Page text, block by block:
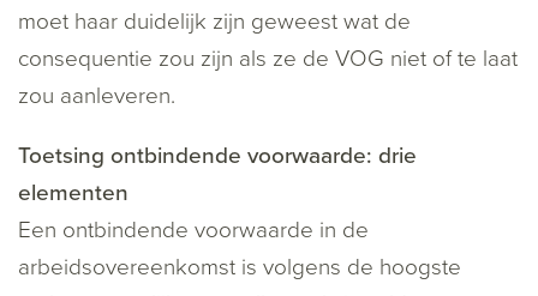
moet haar duidelijk zijn geweest wat de
consequentie zou zijn als ze de VOG niet of te laat
zou aanleveren.
Toetsing ontbindende voorwaarde: drie
elementen
Een ontbindende voorwaarde in de
arbeidsovereenkomst is volgens de hoogste